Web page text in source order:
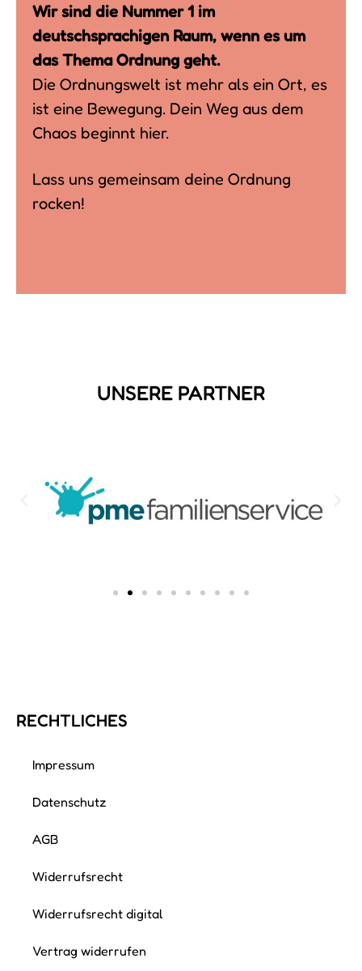
Wir sind die Nummer 1 im
deutschsprachigen Raum, wenn es um
das Thema Ordnung geht.
Die Ordnungswelt ist mehr als ein Ort, es
ist eine Bewegung. Dein Weg aus dem
Chaos beginnt hier.
Lass uns gemeinsam deine Ordnung
rocken!
UNSERE PARTNER
RECHTLICHES
Impressum
Datenschutz
AGB
Widerrufsrecht
Widerrufsrecht digital
Vertrag widerrufen